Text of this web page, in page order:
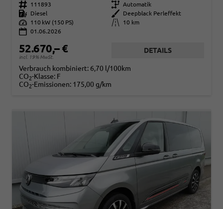
Fahrzeugnr. 111893 Getriebe Automatik
Kraftstoff
Diesel Außenfarbe
Deepblack Perleffekt
Leistung
110 kW (150 PS) Kilometerstand
10 km
01.06.2026
52.670,– €
incl. 19% MwSt.
DETAILS
Verbrauch kombiniert: 6,70 l/100km
CO2-Klasse: F
CO2-Emissionen: 175,00 g/km